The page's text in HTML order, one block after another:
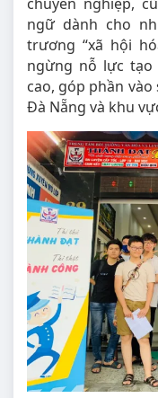
ngữ dành cho
trương “xã hội
ngừng nỗ lực
cao, góp phần
Đà Nẵng và khu